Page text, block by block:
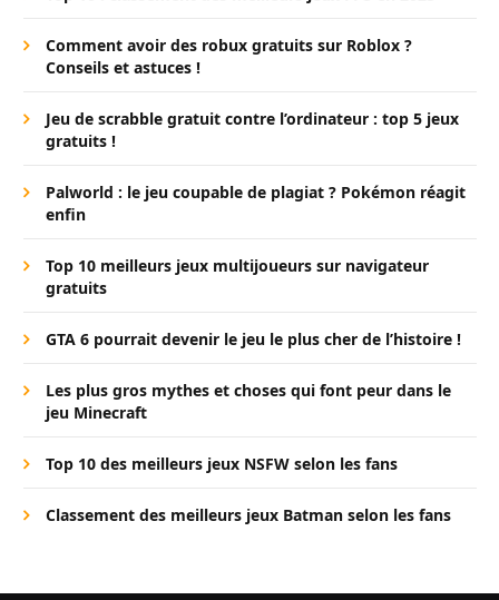
Comment avoir des robux gratuits sur Roblox ?
Conseils et astuces !
Jeu de scrabble gratuit contre l’ordinateur : top 5 jeux
gratuits !
Palworld : le jeu coupable de plagiat ? Pokémon réagit
enfin
Top 10 meilleurs jeux multijoueurs sur navigateur
gratuits
GTA 6 pourrait devenir le jeu le plus cher de l’histoire !
Les plus gros mythes et choses qui font peur dans le
jeu Minecraft
Top 10 des meilleurs jeux NSFW selon les fans
Classement des meilleurs jeux Batman selon les fans